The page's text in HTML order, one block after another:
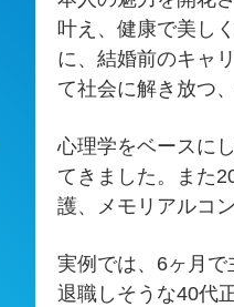
叶え、健康で美し
に、結婚前のキャ
て社会に解き放つ
心理学をベースに
てきました。また
護、メモリアルコ
実例では、6ヶ月
退職しそうな40代